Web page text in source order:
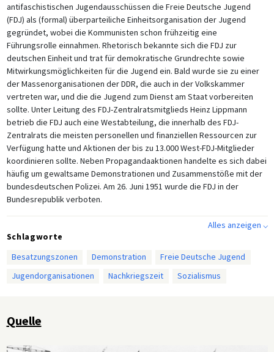
antifaschistischen Jugendausschüssen die Freie Deutsche Jugend
(FDJ) als (formal) überparteiliche Einheitsorganisation der Jugend
gegründet, wobei die Kommunisten schon frühzeitig eine
Führungsrolle einnahmen. Rhetorisch bekannte sich die FDJ zur
deutschen Einheit und trat für demokratische Grundrechte sowie
Mitwirkungsmöglichkeiten für die Jugend ein. Bald wurde sie zu einer
der Massenorganisationen der DDR, die auch in der Volkskammer
vertreten war, und die die Jugend zum Dienst am Staat vorbereiten
sollte. Unter Leitung des FDJ-Zentralratsmitglieds Heinz Lippmann
betrieb die FDJ auch eine Westabteilung, die innerhalb des FDJ-
Zentralrats die meisten personellen und finanziellen Ressourcen zur
Verfügung hatte und Aktionen der bis zu 13.000 West-FDJ-Mitglieder
koordinieren sollte. Neben Propagandaaktionen handelte es sich dabei
häufig um gewaltsame Demonstrationen und Zusammenstöße mit der
bundesdeutschen Polizei. Am 26. Juni 1951 wurde die FDJ in der
Bundesrepublik verboten.
Alles anzeigen ⌵
Schlagworte
Besatzungszonen
Demonstration
Freie Deutsche Jugend
Jugendorganisationen
Nachkriegszeit Sozialismus
Quelle